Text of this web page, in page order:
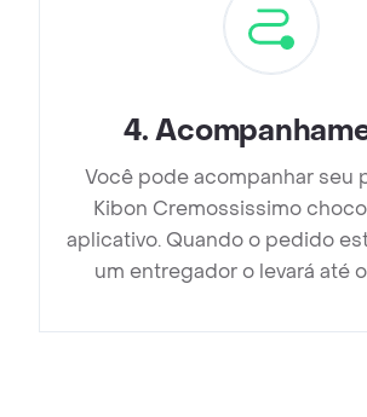
4.
Você pode acompanhar seu
Kibon Cremossissimo
aplicativo. Quando o pedido
um entregador o levará até